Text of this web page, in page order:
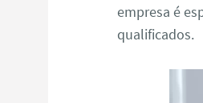
empresa é
qualificados.